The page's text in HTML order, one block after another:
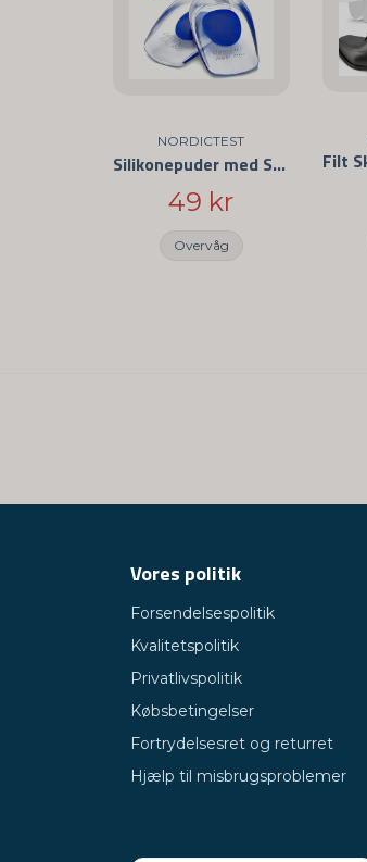
NORDICTEST
Silikonepuder med Stødabsorbering
49 kr
Overvåg
Vores politik
Forsendelsespolitik
Kvalitetspolitik
Privatlivspolitik
Købsbetingelser
Fortrydelsesret og returret
Hjælp til misbrugsproblemer